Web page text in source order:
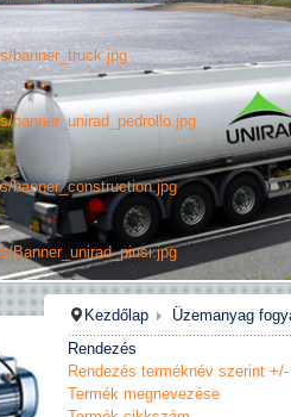
banner_truck.jpg
banner_unirad_pedrollo.jpg
banner_construction.jpg
Banner_unirad_piusi.jpg
Kezdőlap
Üzemanyag
Rendezés
Rendezés terméknév szerint +/-
Termék megnevezése